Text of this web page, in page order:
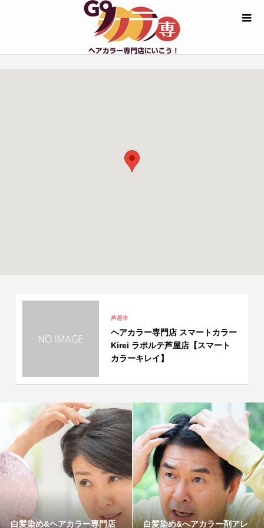
芦屋市
ヘアカラー専門店 スマートカラー
Kirei ラポルテ芦屋店【スマート
カラーキレイ】
白髪染め&ヘアカラー専門店 白髪染め&へアカラー剤アレ